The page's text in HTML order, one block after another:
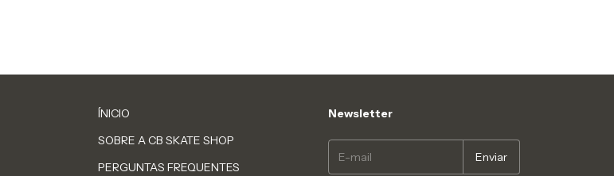
ÍNICIO
SOBRE A CB SKATE SHOP
PERGUNTAS FREQUENTES
Newsletter